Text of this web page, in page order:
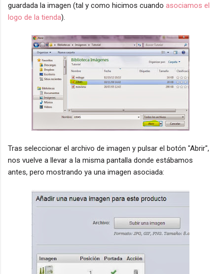
guardada la imagen (tal y como hicimos cuando asociamos el
logo de la tienda).
Tras seleccionar el archivo de imagen y pulsar el botón "Abrir",
nos vuelve a llevar a la misma pantalla donde estábamos
antes, pero mostrando ya una imagen asociada: